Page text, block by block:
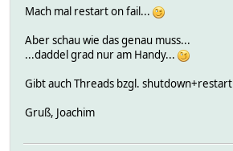
Mach mal restart on fail...
Aber schau wie das genau muss...
...daddel grad nur am Handy...
Gibt auch Threads bzgl.
Gruß, Joachim